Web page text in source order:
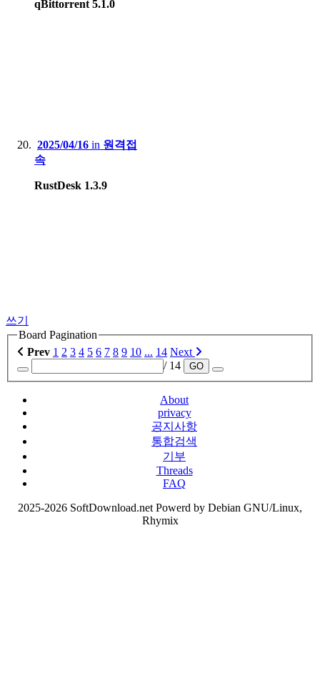
qBittorrent 5.1.0
2025/04/16 in 원격접
속
RustDesk 1.3.9
쓰기
Board Pagination
Prev 1 2 3 4 5 6 7 8 9 10 ... 14 Next
/ 14
GO
About
privacy
공지사항
통합검색
기부
Threads
FAQ
2025-2026 SoftDownload.net Powerd by Debian GNU/Linux,
Rhymix